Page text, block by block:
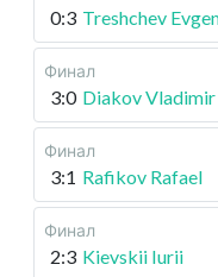
0:3 Treshchev
Финал
3:0 Diakov Vladimir
Финал
3:1 Rafikov Rafael
Финал
2:3 Kievskii Iurii